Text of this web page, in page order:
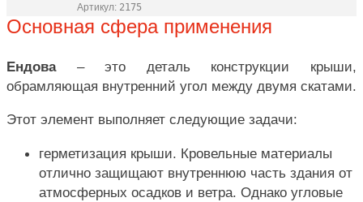
Артикул: 2175
Основная сфера применения
Ендова– это деталь конструкции крыши,
обрамляющая внутренний угол между двумя скатами.
Этот элемент выполняет следующие задачи:
герметизация крыши. Кровельные материалы
отлично защищают внутреннюю часть здания от
атмосферных осадков и ветра. Однако угловые